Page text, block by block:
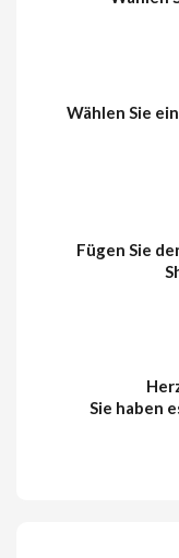
Wählen Sie
Fügen Sie
Sie haben